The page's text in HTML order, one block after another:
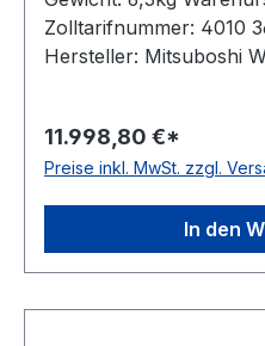
Zolltarifnummer: 4010
Hersteller: Mitsuboshi
Norm: auf Anfrage
11.998,80 €*
Preise inkl. MwSt. zzgl.
In den